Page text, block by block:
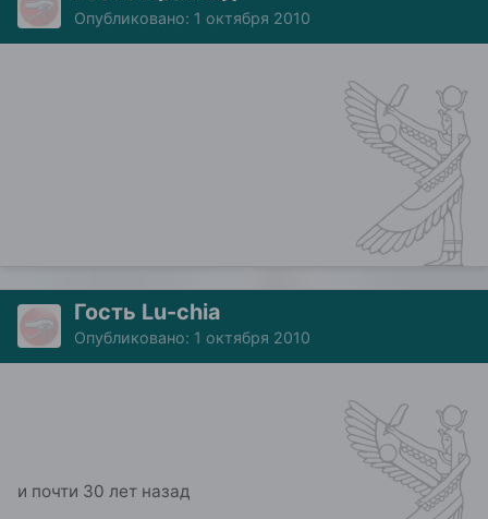
Опубликовано: 1 октября 2010
Гость Lu-chia
Опубликовано: 1 октября 2010
и почти 30 лет назад